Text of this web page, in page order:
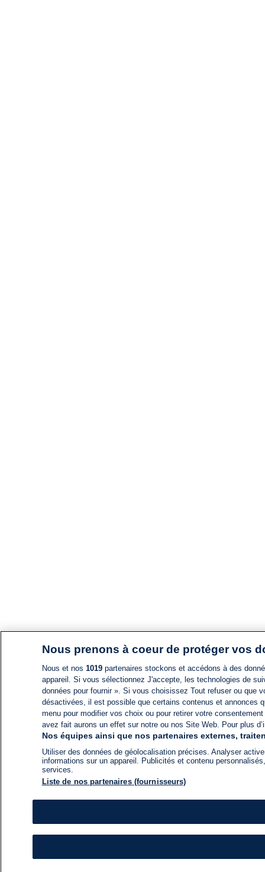
Nous prenons à coeur de protéger vos
Nous et nos 1019partenaires stockons et accédons à des
appareil. Si vous sélectionnez J'accepte, les technologies de
données pour fournir ». Si vous choisissez Tout refuser ou
désactivées, il est possible que certains contenus et annonces
menu pour modifier vos choix ou pour retirer votre
avez fait aurons un effet sur notre ou nos Site Web. Pour plus
Nos équipes ainsi que nos partenaires externes,
Utiliser des données de géolocalisation précises. Analyser
informations sur un appareil. Publicités et contenu
services.
Liste de nos partenaires (fournisseurs)